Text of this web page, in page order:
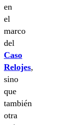
en
el
marco
del
Caso
Relojes,
sino
que
también
otra